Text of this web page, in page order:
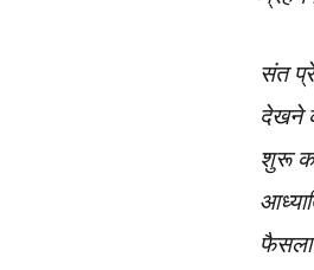
संत
देखने
शुरू
फैसला